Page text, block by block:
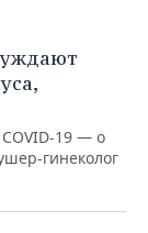
19 — о
гинеколог